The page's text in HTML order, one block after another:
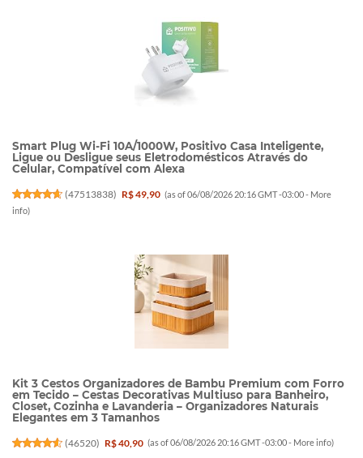
Smart Plug Wi-Fi 10A/1000W, Positivo Casa Inteligente,
Ligue ou Desligue seus Eletrodomésticos Através do
Celular, Compatível com Alexa
(47513838) R$ 49,90 (as of 06/08/2026 20:16 GMT -03:00 - More
info)
Kit 3 Cestos Organizadores de Bambu Premium com Forro
em Tecido – Cestas Decorativas Multiuso para Banheiro,
Closet, Cozinha e Lavanderia – Organizadores Naturais
Elegantes em 3 Tamanhos
(46520) R$ 40,90 (as of 06/08/2026 20:16 GMT -03:00 - More info)